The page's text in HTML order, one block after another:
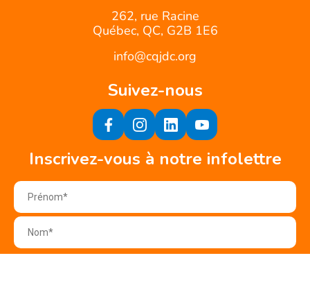
262, rue Racine
Québec, QC, G2B 1E6
info@cqjdc.org
Suivez-nous
Inscrivez-vous à notre infolettre